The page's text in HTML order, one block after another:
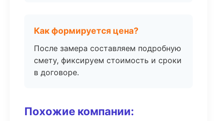
Как формируется цена?
После замера составляем подробную
смету, фиксируем стоимость и сроки
в договоре.
Похожие компании: